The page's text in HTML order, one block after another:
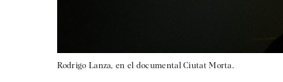
Rodrigo Lanza, en el documental Ciutat Morta.